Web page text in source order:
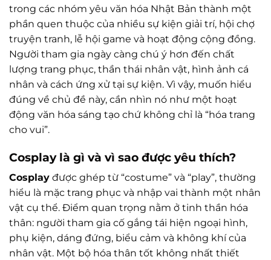
trong các nhóm yêu văn hóa Nhật Bản thành một
phần quen thuộc của nhiều sự kiện giải trí, hội chợ
truyện tranh, lễ hội game và hoạt động cộng đồng.
Người tham gia ngày càng chú ý hơn đến chất
lượng trang phục, thần thái nhân vật, hình ảnh cá
nhân và cách ứng xử tại sự kiện. Vì vậy, muốn hiểu
đúng về chủ đề này, cần nhìn nó như một hoạt
động văn hóa sáng tạo chứ không chỉ là “hóa trang
cho vui”.
Cosplaylà gì và vì sao được yêu thích?
Cosplay được ghép từ “costume” và “play”, thường
hiểu là mặc trang phục và nhập vai thành một nhân
vật cụ thể. Điểm quan trọng nằm ở tinh thần hóa
thân: người tham gia cố gắng tái hiện ngoại hình,
phụ kiện, dáng đứng, biểu cảm và không khí của
nhân vật. Một bộ hóa thân tốt không nhất thiết